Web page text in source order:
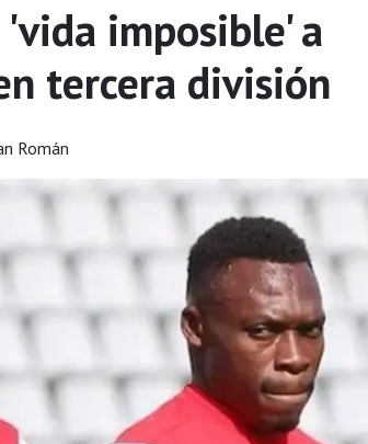
imposible' a
tercera división
Román